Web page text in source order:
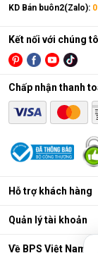
KD Bán buôn2(Zalo):
Hỗ trợ khách hàng
Quản lý tài khoản
Về BPS Việt Nam
Kết nối với chúng
Chấp nhận thanh